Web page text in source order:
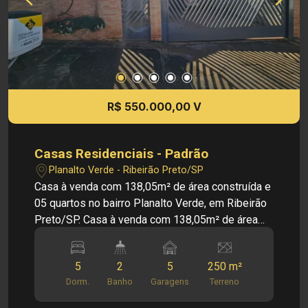
direito de alterar qualquer informação referente
aos valores, dados e disponibilidade de seus
imóveis, sem aviso prévio.
academias, postos de saúde e diversos
comércios, oferecendo toda a praticidade para o
dia a dia. Imobiliária Sônia & Ramalho. Para além
de negócios imobiliários, tradição, inovação e
exclusividade! Obs: A imobiliária se reserva ao
direito de alterar qualquer informação referente
aos valores, dados e disponibilidade de seus
R$ 550.000,00 V
Casas Residenciais - Padrão
Planalto Verde - Ribeirão Preto/SP
Casa à venda com 138,05m² de área construída e
05 quartos no bairro Planalto Verde, em Ribeirão
Preto/SP. Casa à venda com 138,05m² de área
distribuídos, ideal para famílias que buscam
conforto, lazer e praticidade em uma excelente
localização. PRINCIPAIS INFORMAÇÕES DO
IMÓVEL: - Sala - Sala de Jantar - Cozinha - 05
5
Dorm.
2
Banho
5
Garagens
250 m²
Terreno